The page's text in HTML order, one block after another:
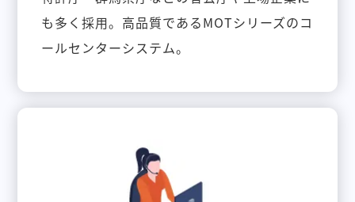
も多く採用。高品質であるMOTシリーズのコ
ールセンターシステム。